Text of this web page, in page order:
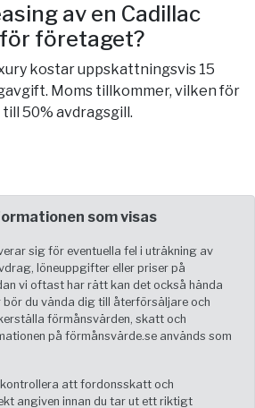
av en Cadillac
företaget?
kostar uppskattningsvis 15
Moms tillkommer, vilken för
50% avdragsgill.
som visas
sig för eventuella fel i uträkning av
löneuppgifter eller priser på
vi oftast har rätt kan det också hända
du vända dig till återförsäljare och
förmånsvärden, skatt och
på förmånsvärde.se används som
att fordonsskatt och
angiven innan du tar ut ett riktigt